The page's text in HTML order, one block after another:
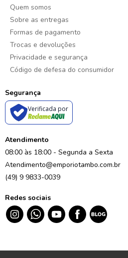
Quem somos
Sobre as entregas
Formas de pagamento
Trocas e devoluções
Privacidade e segurança
Código de defesa do consumidor
Segurança
Verificada por
Atendimento
08:00 às 18:00 - Segunda a Sexta
Atendimento@emporiotambo.com.br
(49) 9 9833-0039
Redes sociais